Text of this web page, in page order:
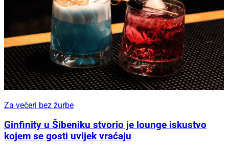
Za večeri bez žurbe
Ginfinity u Šibeniku stvorio je lounge iskustvo
kojem se gosti uvijek vraćaju